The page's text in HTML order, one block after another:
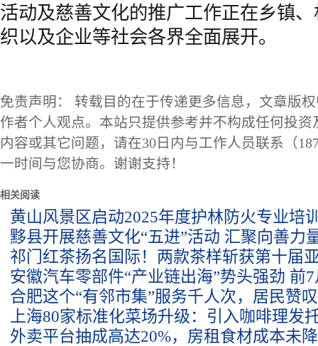
活动及慈善文化的推广工作正在乡镇
织以及企业等社会各界全面展开。
免责声明： 转载目的在于传递更多信息，文章版
作者个人观点。本站只提供参考并不构成任何投
内容或其它问题，请在30日内与工作人员联系（
一时间与您协商。谢谢支持！
相关阅读
黄山风景区启动2025年度护林防火专业培
黟县开展慈善文化“五进”活动 汇聚向善力
祁门红茶扬名国际！两款茶样斩获第十届
安徽汽车零部件“产业链出海”势头强劲 前
合肥这个“有邻市集”服务千人次，居民赞
上海80家标准化菜场升级：引入咖啡理发
外卖平台抽成高达20%，房租食材成本未